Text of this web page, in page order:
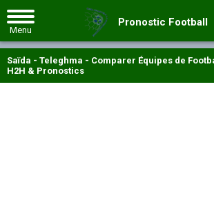
Pronostic Football
Saïda - Teleghma - Comparer Équipes de
H2H & Pronostics